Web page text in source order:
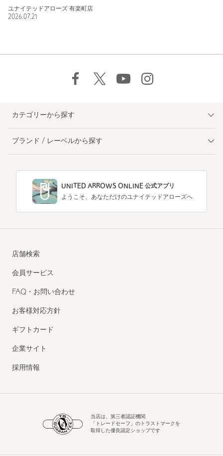
ユナイテッドアローズ 有楽町店
2026.07.21
カテゴリーから探す
ブランド / レーベルから探す
UNITED ARROWS ONLINE 公式アプリ
ようこそ、あなただけのユナイテッドアローズへ
店舗検索
会員サービス
FAQ・お問い合わせ
お客様対応方針
ギフトカード
企業サイト
採用情報
当店は、第三者認証機関
「トレードセーフ」のトラストマークを
取得した優良認定ショップです